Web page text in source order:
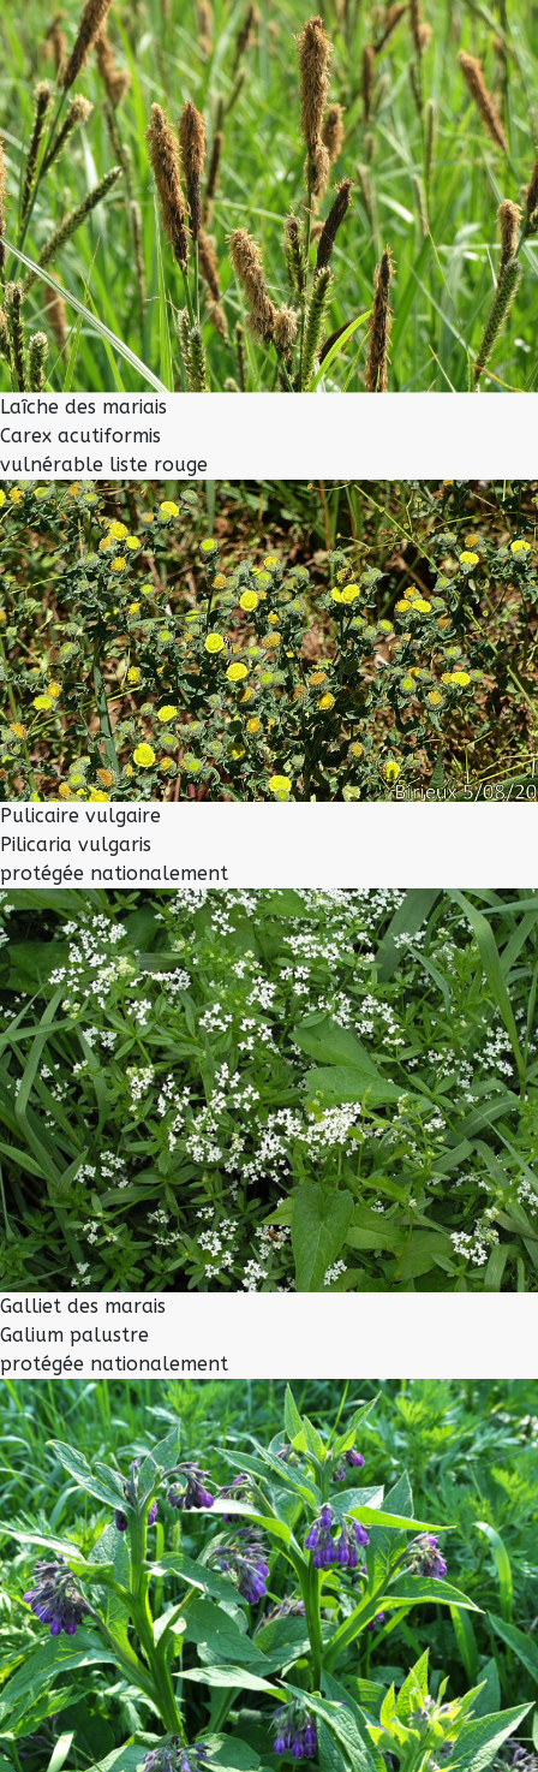
Laîche des mariais
Carex acutiformis
vulnérable liste rouge
Pulicaire vulgaire
Pilicaria vulgaris
protégée nationalement
Galliet des marais
Galium palustre
protégée nationalement